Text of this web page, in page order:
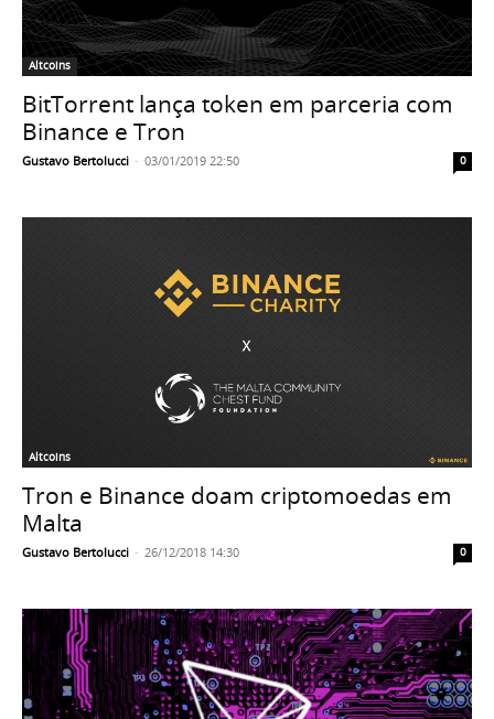
Altcoins
BitTorrent lança token em parceria com
Binance e Tron
Gustavo Bertolucci - 03/01/2019 22:50 0
Altcoins
Tron e Binance doam criptomoedas em
Malta
Gustavo Bertolucci - 26/12/2018 14:30 0